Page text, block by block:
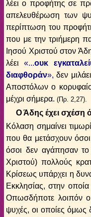
λέει ο προφήτης σε
απελευθέρωση των
περίπτωση του
που με την τριήμερη
Ιησού Χριστού στον
λέει«...ουκ
διαφθοράν»,δεν
Αποστόλων ο
μέχρι σήμερα. (Πρ. 2,27).
Ο Άδης έχει σχέση
Κόλαση σημαίνει
που θα μετάσχουν
όσοι δεν αγάπησαν
Χριστού) πολλούς
Κρίσεως υπάρχει η
Εκκλησίας, στην
Οπωσδήποτε λοιπόν ο
ψυχές, οι οποίες όμως